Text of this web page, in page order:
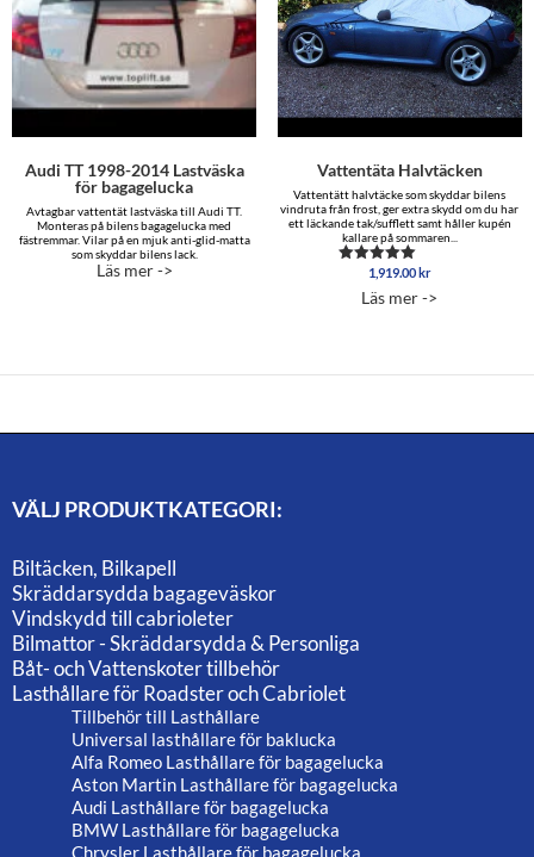
Audi TT 1998-2014 Lastväska
för bagagelucka
Avtagbar vattentät lastväska till Audi TT.
Monteras på bilens bagagelucka med
fästremmar. Vilar på en mjuk anti-glid-matta
som skyddar bilens lack.
Läs mer ->
Vattentäta Halvtäcken
Vattentätt halvtäcke som skyddar bilens
vindruta från frost, ger extra skydd om du har
ett läckande tak/sufflett samt håller kupén
kallare på sommaren...
Betygsatt
av 5
1,919.00 kr
Läs mer ->
VÄLJ PRODUKTKATEGORI:
Biltäcken, Bilkapell
Skräddarsydda bagageväskor
Vindskydd till cabrioleter
Bilmattor - Skräddarsydda & Personliga
Båt- och Vattenskoter tillbehör
Lasthållare för Roadster och Cabriolet
Tillbehör till Lasthållare
Universal lasthållare för baklucka
Alfa Romeo Lasthållare för bagagelucka
Aston Martin Lasthållare för bagagelucka
Audi Lasthållare för bagagelucka
BMW Lasthållare för bagagelucka
Chrysler Lasthållare för bagagelucka